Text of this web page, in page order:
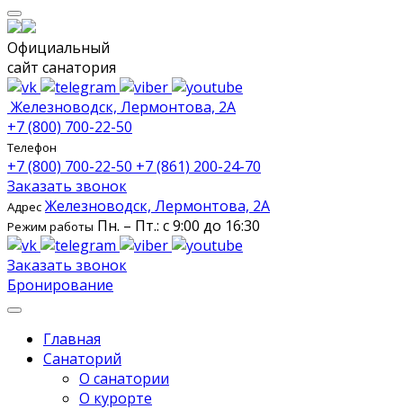
Официальный
сайт санатория
Железноводск, Лермонтова, 2А
+7 (800) 700-22-50
Телефон
+7 (800) 700-22-50 +7 (861) 200-24-70
Заказать звонок
Адрес Железноводск, Лермонтова, 2А
Режим работы Пн. – Пт.: с 9:00 до 16:30
Заказать звонок
Бронирование
Главная
Санаторий
О санатории
О курорте